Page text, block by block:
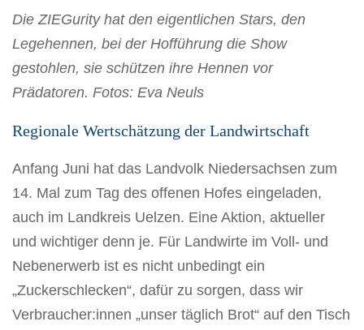
Die ZIEGurity hat den eigentlichen Stars, den
Legehennen, bei der Hofführung die Show
gestohlen, sie schützen ihre Hennen vor
Prädatoren. Fotos: Eva Neuls
Regionale Wertschätzung der Landwirtschaft
Anfang Juni hat das Landvolk Niedersachsen zum
14. Mal zum Tag des offenen Hofes eingeladen,
auch im Landkreis Uelzen. Eine Aktion, aktueller
und wichtiger denn je. Für Landwirte im Voll- und
Nebenerwerb ist es nicht unbedingt ein
„Zuckerschlecken“, dafür zu sorgen, dass wir
Verbraucher:innen „unser täglich Brot“ auf den Tisch